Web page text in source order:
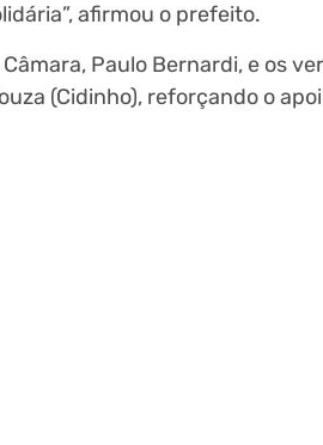
afirmou o prefeito.
Paulo Bernardi, e os
(Cidinho), reforçando o